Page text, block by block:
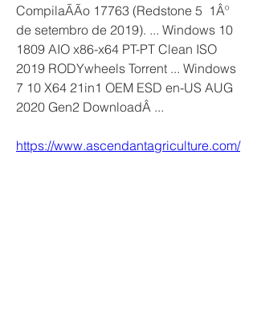
CompilaÃÃo 17763 (Redstone 5  1Âº
de setembro de 2019). ... Windows 10
1809 AIO x86-x64 PT-PT Clean ISO
2019 RODYwheels Torrent ... Windows
7 10 X64 21in1 OEM ESD en-US AUG
2020 Gen2 DownloadÂ ...
https://www.ascendantagriculture.com/